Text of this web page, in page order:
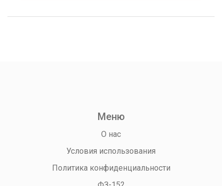
Меню
О нас
Условия использования
Политика конфиденциальности